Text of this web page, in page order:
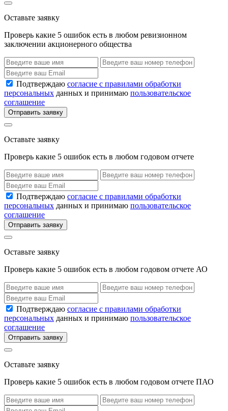
Оставьте заявку
Проверь какие 5 ошибок есть в любом ревизионном
заключении акционерного общества
Подтверждаю согласие с правилами обработки
персональных данных и принимаю пользовательское
соглашение
Отправить заявку
Оставьте заявку
Проверь какие 5 ошибок есть в любом годовом отчете
Подтверждаю согласие с правилами обработки
персональных данных и принимаю пользовательское
соглашение
Отправить заявку
Оставьте заявку
Проверь какие 5 ошибок есть в любом годовом отчете АО
Подтверждаю согласие с правилами обработки
персональных данных и принимаю пользовательское
соглашение
Отправить заявку
Оставьте заявку
Проверь какие 5 ошибок есть в любом годовом отчете ПАО